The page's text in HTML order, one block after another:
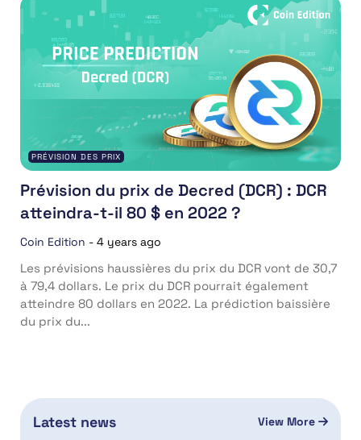
PRÉVISION DES PRIX
Prévision du prix de Decred (DCR) : DCR
atteindra-t-il 80 $ en 2022 ?
Coin Edition - 4 years ago
Les prévisions haussières du prix du DCR vont de 30,7
à 79,4 dollars. Le prix du DCR pourrait également
atteindre 80 dollars en 2022. La prédiction baissière
du prix du...
Latest news View More